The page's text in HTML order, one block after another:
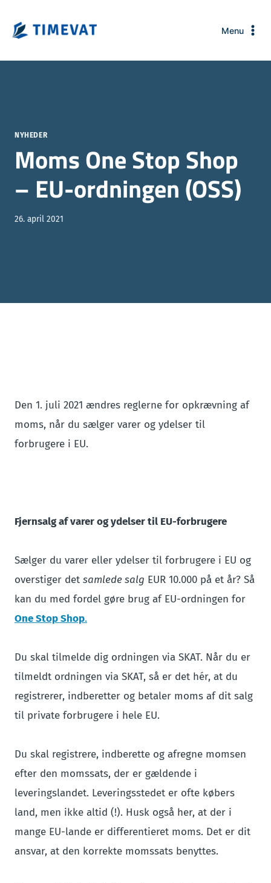
Menu
NYHEDER
Moms One Stop Shop
– EU-ordningen (OSS)
26. april 2021
Den 1. juli 2021 ændres reglerne for opkrævning af
moms, når du sælger varer og ydelser til
forbrugere i EU.
Fjernsalg af varer og ydelser til EU-forbrugere
Sælger du varer eller ydelser til forbrugere i EU og
overstiger det samlede salg EUR 10.000 på et år? Så
kan du med fordel gøre brug af EU-ordningen for
One Stop Shop.
Du skal tilmelde dig ordningen via SKAT. Når du er
tilmeldt ordningen via SKAT, så er det hér, at du
registrerer, indberetter og betaler moms af dit salg
til private forbrugere i hele EU.
Du skal registrere, indberette og afregne momsen
efter den momssats, der er gældende i
leveringslandet. Leveringsstedet er ofte købers
land, men ikke altid (!). Husk også her, at der i
mange EU-lande er differentieret moms. Det er dit
ansvar, at den korrekte momssats benyttes.